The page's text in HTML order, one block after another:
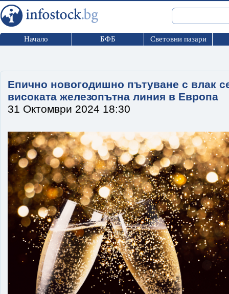
Начало БФБ Световни пазари
Епично новогодишно пътуване с влак
високата железопътна линия в Европа
31 Октомври 2024 18:30